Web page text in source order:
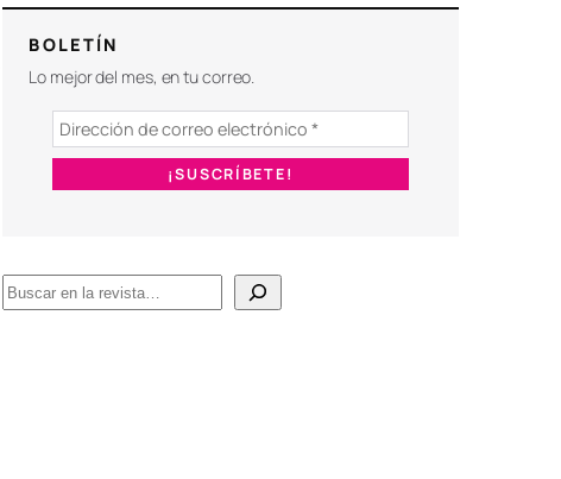
BOLETÍN
Lo mejor del mes, en tu correo.
B